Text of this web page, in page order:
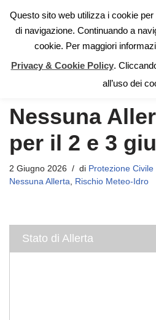
Vai
contenuto
Nessuna Allerta Meteo per
Nessuna
per il 2 e 3
2 Giugno 2026 di Protezione
Nessuna Allerta, Rischio Meteo-Idro
Stato di Allerta
Questo sito web utilizza i cookie
di navigazione. Continuando a
cookie. Per maggiori
Privacy & Cookie Policy.
all’uso dei